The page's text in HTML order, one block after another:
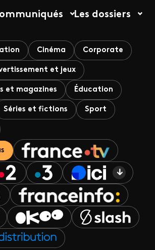
Les dossiers
Cinéma Corporate
et jeux
et magazines Éducation
Séries et fictions Sport